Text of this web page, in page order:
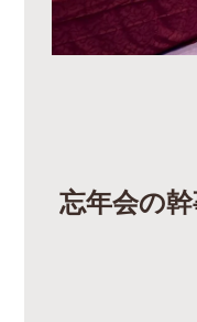
忘年会の